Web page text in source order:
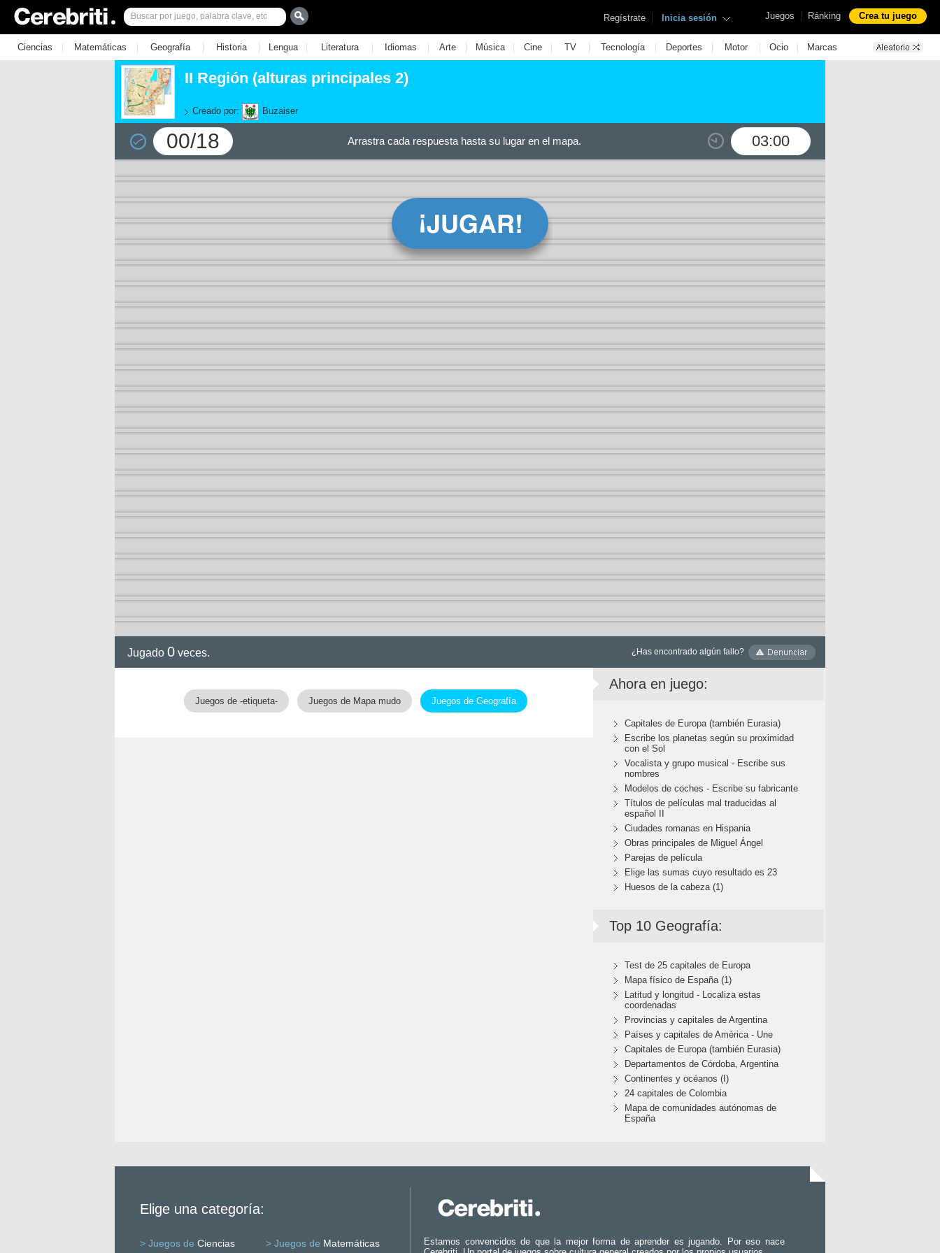
Juegos | Ránking Crea tu juego
Regístrate | Inicia sesión
Ciencias | Matemáticas | Geografía | Historia | Lengua | Literatura | Idiomas | Arte | Música | Cine | TV | Tecnología | Deportes | Motor | Ocio | Marcas
II Región (alturas principales 2)
Creado por: Buzaiser
00/18 03:00
Arrastra cada respuesta hasta su lugar en el mapa.
Jugado 0 veces. ¿Has encontrado algún fallo?
Juegos de -etiqueta- Juegos de Mapa mudo Juegos de Geografía
Ahora en juego:
Capitales de Europa (también Eurasia)
Escribe los planetas según su proximidad
con el Sol
Vocalista y grupo musical - Escribe sus
nombres
Modelos de coches - Escribe su fabricante
Títulos de películas mal traducidas al
español II
Ciudades romanas en Hispania
Obras principales de Miguel Ángel
Parejas de película
Elige las sumas cuyo resultado es 23
Huesos de la cabeza (1)
Top 10 Geografía:
Test de 25 capitales de Europa
Mapa físico de España (1)
Latitud y longitud - Localiza estas
coordenadas
Provincias y capitales de Argentina
Países y capitales de América - Une
Capitales de Europa (también Eurasia)
Departamentos de Córdoba, Argentina
Continentes y océanos (I)
24 capitales de Colombia
Mapa de comunidades autónomas de
España
Elige una categoría:
> Juegos de Ciencias > Juegos de Matemáticas
Estamos convencidos de que la mejor forma de aprender es jugando. Por eso nace